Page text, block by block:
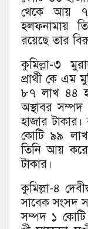
থেকে আয় ৭
হলফনামায়
রয়েছে তার
কুমিল্লা-৩
প্রার্থী কে
৮৭ লাখ ৪৪
অস্থাবর
হাজার
কোটি ৯৯
তিনি আয়
টাকার।
কুমিল্লা-৪
সাবেক সংসদ
সম্পদ ১